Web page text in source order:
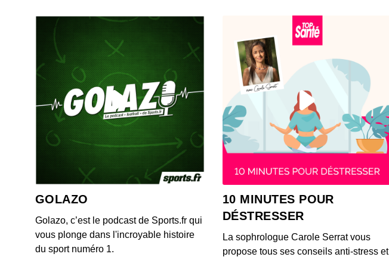
GOLAZO
Golazo, c’est le podcast de Sports.fr qui
vous plonge dans l'incroyable histoire
du sport numéro 1.
10 MINUTES POUR
DÉSTRESSER
La sophrologue Carole Serrat vous
propose tous ses conseils anti-stress et